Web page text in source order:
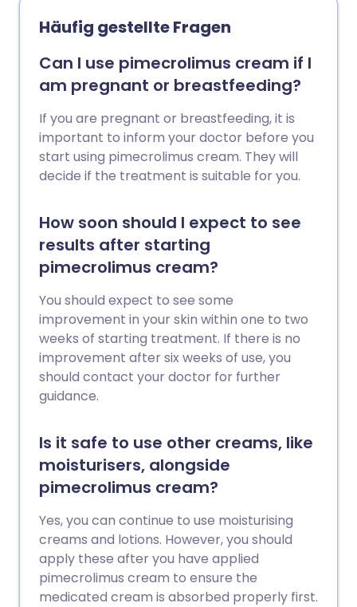
Häufig gestellte Fragen
Can I use pimecrolimus cream if I
am pregnant or breastfeeding?
If you are pregnant or breastfeeding, it is
important to inform your doctor before you
start using pimecrolimus cream. They will
decide if the treatment is suitable for you.
How soon should I expect to see
results after starting
pimecrolimus cream?
You should expect to see some
improvement in your skin within one to two
weeks of starting treatment. If there is no
improvement after six weeks of use, you
should contact your doctor for further
guidance.
Is it safe to use other creams, like
moisturisers, alongside
pimecrolimus cream?
Yes, you can continue to use moisturising
creams and lotions. However, you should
apply these after you have applied
pimecrolimus cream to ensure the
medicated cream is absorbed properly first.